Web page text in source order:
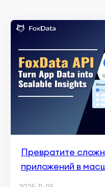
Превратите
приложений в